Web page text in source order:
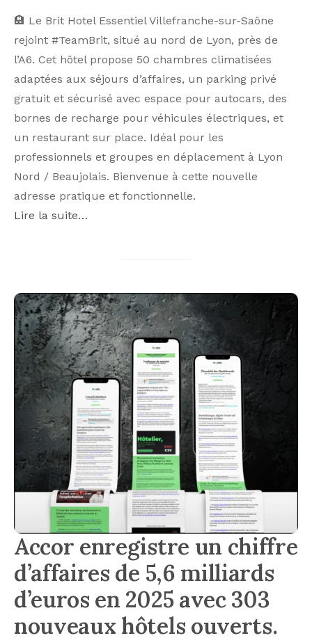
🏨 Le Brit Hotel Essentiel Villefranche-sur-Saône
rejoint #TeamBrit, situé au nord de Lyon, près de
l’A6. Cet hôtel propose 50 chambres climatisées
adaptées aux séjours d’affaires, un parking privé
gratuit et sécurisé avec espace pour autocars, des
bornes de recharge pour véhicules électriques, et
un restaurant sur place. Idéal pour les
professionnels et groupes en déplacement à Lyon
Nord / Beaujolais. Bienvenue à cette nouvelle
adresse pratique et fonctionnelle.
Lire la suite…
Accor enregistre un chiffre
d’affaires de 5,6 milliards
d’euros en 2025 avec 303
nouveaux hôtels ouverts.